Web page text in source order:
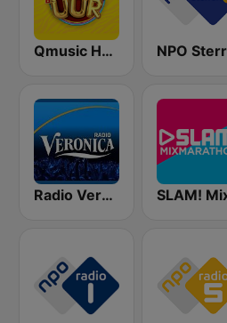
Qmusic Het Foute Uur
Radio Veronica